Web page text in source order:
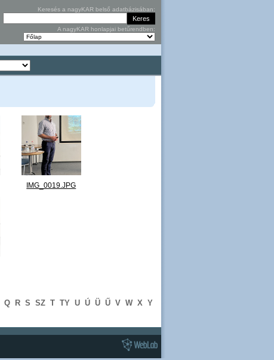
Keresés a nagyKAR belső adatbázisában:
A nagyKAR honlapjai betűrendben:
IMG_0019.JPG
Q R S SZ T TY U Ú Ü Ű V W X Y